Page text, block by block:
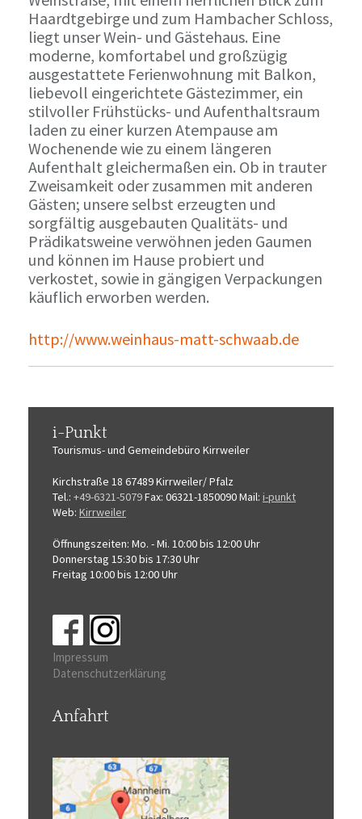
Haardtgebirge und zum Hambacher Schloss,
liegt unser Wein- und Gästehaus. Eine
moderne, komfortabel und großzügig
ausgestattete Ferienwohnung mit Balkon,
liebevoll eingerichtete Gästezimmer, ein
stilvoller Frühstücks- und Aufenthaltsraum
laden zu einer kurzen Atempause am
Wochenende wie zu einem längeren
Aufenthalt gleichermaßen ein. Ob in trauter
Zweisamkeit oder zusammen mit anderen
Gästen; unsere selbst erzeugten und
sorgfältig ausgebauten Qualitäts- und
Prädikatsweine verwöhnen jeden Gaumen
und können im Hause probiert und
verkostet, sowie in gängigen Verpackungen
käuflich erworben werden.
http://www.weinhaus-matt-schwaab.de
i-Punkt
Tourismus-und Gemeindebüro Kirrweiler
Kirchstraße 18 67489 Kirrweiler/ Pfalz
Tel.: +49-6321-5079Fax: 06321-1850090Mail: i-punkt
Web: Kirrweiler
Öffnungszeiten: Mo. - Mi. 10:00 bis 12:00 Uhr
Donnerstag 15:30 bis 17:30 Uhr
Freitag 10:00 bis 12:00 Uhr
Impressum
Datenschutzerklärung
Anfahrt